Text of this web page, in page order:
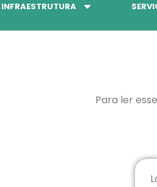
INFRAESTRUTURA
Para ler